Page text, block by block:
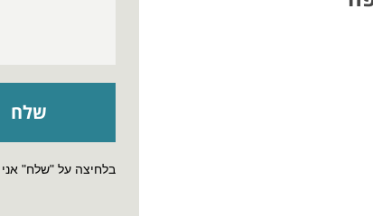
בלחיצה על "שלח"